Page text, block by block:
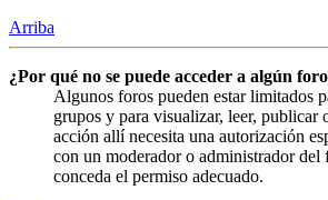
Arriba
¿Por qué no se puede acceder a algún
Algunos foros pueden estar limitados
grupos y para visualizar, leer, publicar
acción allí necesita una autorización
con un moderador o administrador del
conceda el permiso adecuado.